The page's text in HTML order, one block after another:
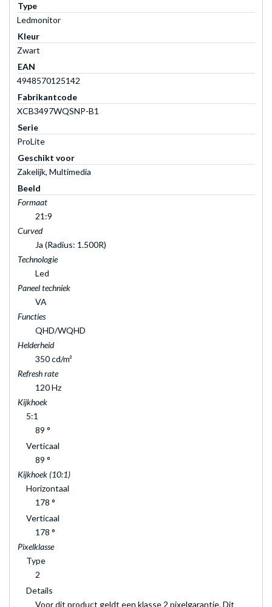
Type
Ledmonitor
Kleur
Zwart
EAN
4948570125142
Fabrikantcode
XCB3497WQSNP-B1
Serie
ProLite
Geschikt voor
Zakelijk, Multimedia
Beeld
Formaat
21:9
Curved
Ja (Radius: 1.500R)
Technologie
Led
Paneel techniek
VA
Functies
QHD/WQHD
Helderheid
350 cd/m²
Refresh rate
120 Hz
Kijkhoek
5:1
89 °
Verticaal
89 °
Kijkhoek (10:1)
Horizontaal
178 °
Verticaal
178 °
Pixelklasse
Type
2
Details
Voor dit product geldt een klasse 2 pixelgarantie. Dit